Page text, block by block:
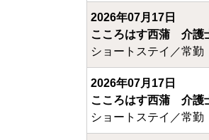
2026年07月17日
こころはす西蒲 介護
ショートステイ／常
2026年07月17日
こころはす西蒲 介護
ショートステイ／常